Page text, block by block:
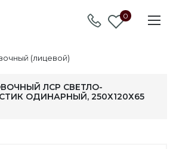
0
(лицевой)
ЛСР СВЕТЛО-
ОДИНАРНЫЙ, 250Х120Х65